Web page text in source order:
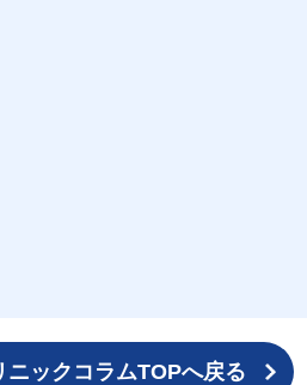
ックコラムTOPへ戻る